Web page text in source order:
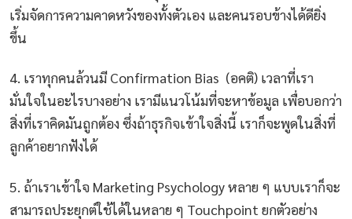
เริ่มจัดการความคาดหวังของทั้งตัวเอง และคนรอบข้างได้ดียิ่ง
ขึ้น
4. เราทุกคนล้วนมี Confirmation Bias (อคติ) เวลาที่เรา
มั่นใจในอะไรบางอย่าง เรามีแนวโน้มที่จะหาข้อมูล เพื่อบอกว่า
สิ่งที่เราคิดมันถูกต้อง ซึ่งถ้าธุรกิจเข้าใจสิ่งนี้ เราก็จะพูดในสิ่งที่
ลูกค้าอยากฟังได้
5. ถ้าเราเข้าใจ Marketing Psychology หลาย ๆ แบบเราก็จะ
สามารถประยุกต์ใช้ได้ในหลาย ๆ Touchpoint ยกตัวอย่าง